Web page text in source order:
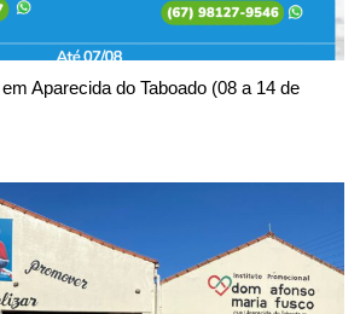
Aparecida do Taboado (08 a 14 de